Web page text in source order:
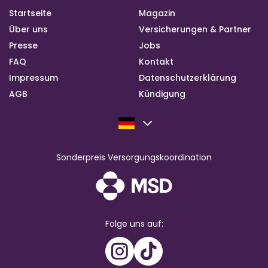
Startseite
Magazin
Über uns
Versicherungen & Partner
Presse
Jobs
FAQ
Kontakt
Impressum
Datenschutzerklärung
AGB
Kündigung
Sonderpreis Versorgungskoordination
Folge uns auf: